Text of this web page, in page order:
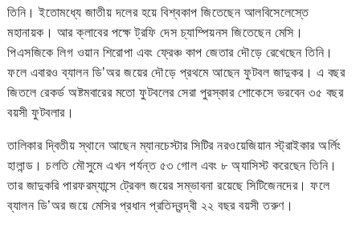
তিনি। ইতোমধ্যে জাতীয় দলের হয়ে বিশ্বকাপ জিতেছেন আলবিসেলেস্তে
মহানায়ক। আর ক্লাবের পক্ষে ট্রফি দেস চ্যাম্পিয়নস জিতেছেন মেসি।
পিএসজিকে লিগ ওয়ান শিরোপা এবং ফ্রেঞ্চ কাপ জেতার দৌড়ে রেখেছেন তিনি।
ফলে এবারও ব্যালন ডি’অর জয়ের দৌড়ে প্রথমে আছেন ফুটবল জাদুকর। এ বছর
জিতলে রেকর্ড অষ্টমবারের মতো ফুটবলের সেরা পুরস্কার শোকেসে ভরবেন ৩৫ বছর
বয়সী ফুটবলার।
তালিকার দ্বিতীয় স্থানে আছেন ম্যানচেস্টার সিটির নরওয়েজিয়ান স্ট্রাইকার অর্লিং
হালান্ড। চলতি মৌসুমে এখন পর্যন্ত ৫৩ গোল এবং ৮ অ্যাসিস্ট করেছেন তিনি।
তার জাদুকরি পারফরম্যান্সে ট্রেবল জয়ের সম্ভাবনা রয়েছে সিটিজেনদের। ফলে
ব্যালন ডি’অর জয়ে মেসির প্রধান প্রতিদ্বন্দ্বী ২২ বছর বয়সী তরুণ।